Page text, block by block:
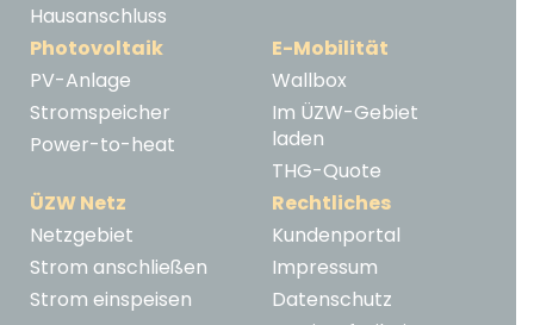
Hausanschluss
Photovoltaik
PV-Anlage
Stromspeicher
Power-to-heat
E-Mobilität
Wallbox
Im ÜZW-Gebiet
laden
THG-Quote
ÜZW Netz
Netzgebiet
Strom anschließen
Strom einspeisen
Rechtliches
Kundenportal
Impressum
Datenschutz